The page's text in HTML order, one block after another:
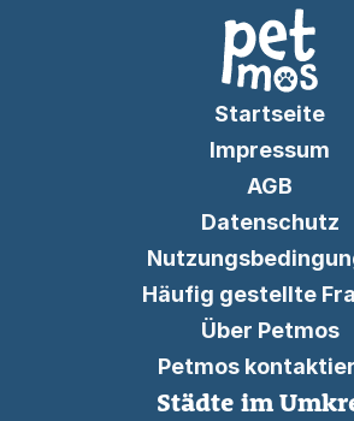
Startseite
Impressum
AGB
Datenschutz
Häufig gestellte
Über Petmos
Petmos
Städte im